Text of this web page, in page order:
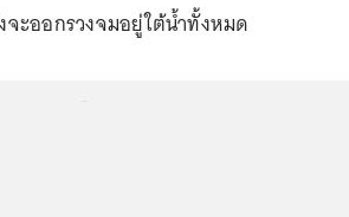
ะออกรวงจมอยู่ใต้น้ำทั้งหมด